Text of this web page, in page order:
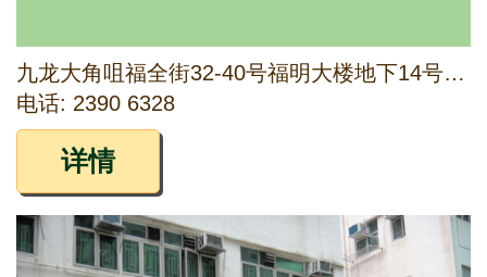
九龙大角咀福全街32-40号福明大楼地下14号A舖及1字楼
电话: 2390 6328
详情